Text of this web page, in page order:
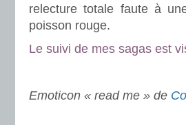
relecture totale faute à
poisson rouge.
Le suivi de mes sagas est
Emoticon « read me » de